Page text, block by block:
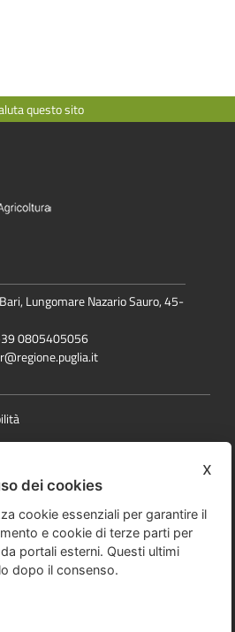
questo sito
Lungomare Nazario Sauro, 45-
0805405056
x
dei cookies
cookie essenziali per garantire il
e cookie di terze parti per
portali esterni. Questi ultimi
dopo il consenso.